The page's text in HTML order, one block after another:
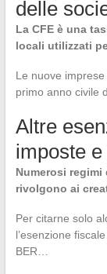
delle
La CFE è una
locali utilizzati
Le nuove
primo anno civile
Altre
imposte
Numerosi
rivolgono ai
Per citarne solo
l’esenzione
BER…